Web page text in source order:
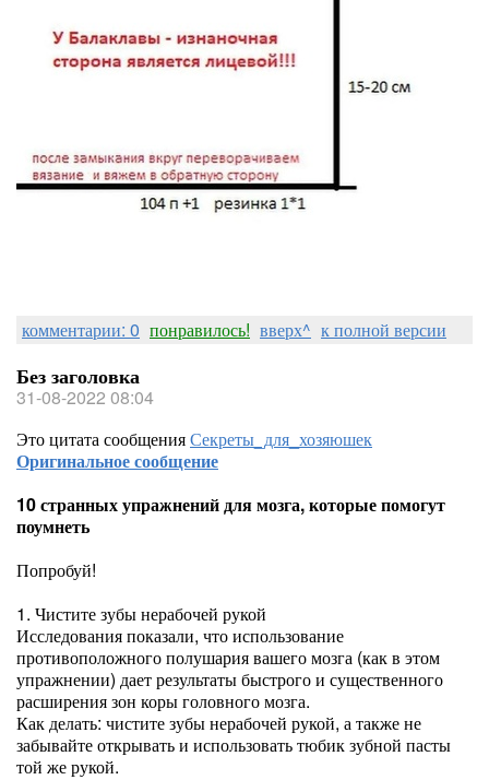
комментарии: 0 понравилось! вверх^ к полной версии
Без заголовка
31-08-2022 08:04
Это цитата сообщенияСекреты_для_хозяюшек
Оригинальное сообщение
10 странных упражнений для мозга, которые помогут
поумнеть
Попробуй!
1. Чистите зубы нерабочей рукой
Исследования показали, что использование
противоположного полушария вашего мозга (как в этом
упражнении) дает результаты быстрого и существенного
расширения зон коры головного мозга.
Как делать: чистите зубы нерабочей рукой, а также не
забывайте открывать и использовать тюбик зубной пасты
той же рукой.